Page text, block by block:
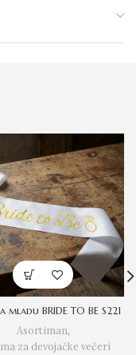
mladu BRIDE TO BE S221
Asortiman,
za devojačke večeri